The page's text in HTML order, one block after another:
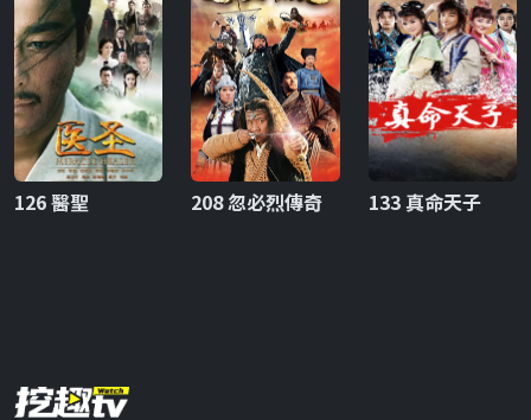
126 醫聖 208 忽必烈傳奇 133 真命天子